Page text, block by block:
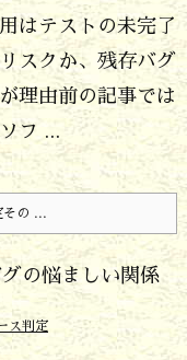
はテストの未完了
スクか、残存バグ
理由前の記事では
フ ...
の ...
の悩ましい関係
ス判定